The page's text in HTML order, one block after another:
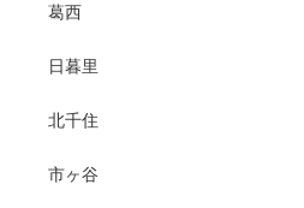
葛西
日暮里
北千住
市ヶ谷